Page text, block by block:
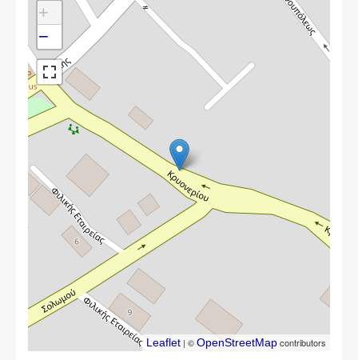
+
−
Leaflet | ©OpenStreetMapcontributors